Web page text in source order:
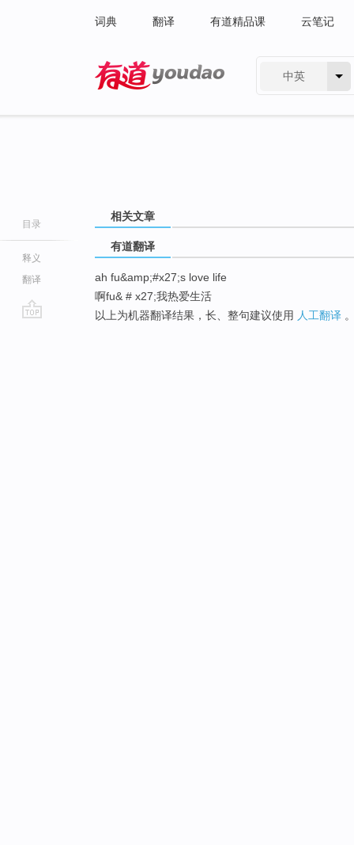
词典 翻译 有道精品课 云笔记
中英
目录
释义
翻译
相关文章
有道翻译
ah fu&amp;#x27;s love life
啊fu& # x27;我热爱生活
以上为机器翻译结果，长、整句建议使用 人工翻译